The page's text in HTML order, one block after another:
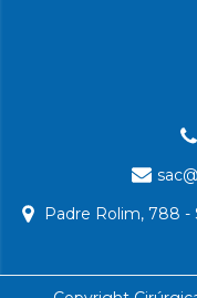
Padre Rolim, 788 -